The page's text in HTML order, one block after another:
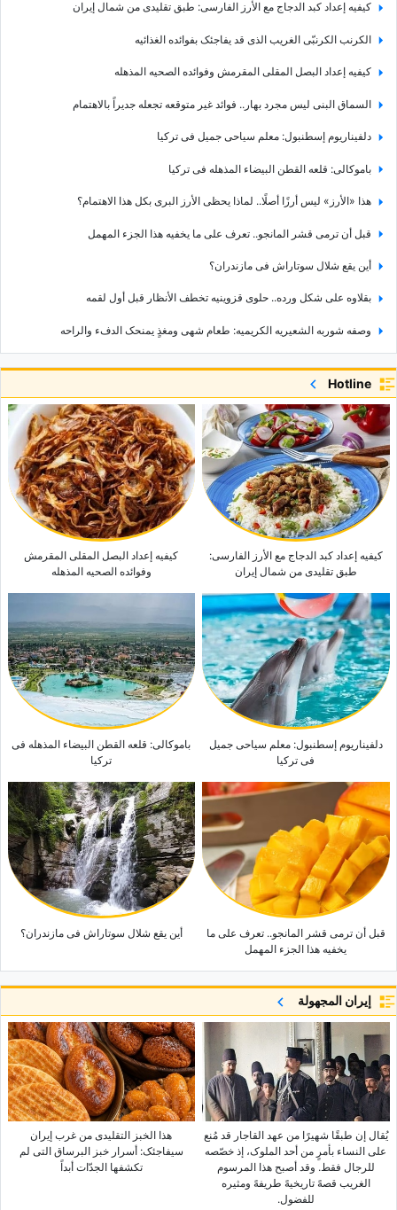
کیفیه إعداد کبد الدجاج مع الأرز الفارسی: طبق تقلیدی من شمال إیران
الکرنب الکرنبّی الغریب الذی قد یفاجئک بفوائده الغذائیه
کیفیه إعداد البصل المقلی المقرمش وفوائده الصحیه المذهله
السماق البنی لیس مجرد بهار.. فوائد غیر متوقعه تجعله جدیراً بالاهتمام
دلفیناریوم إسطنبول: معلم سیاحی جمیل فی ترکیا
باموکالی: قلعه القطن البیضاء المذهله فی ترکیا
هذا «الأرز» لیس أرزًا أصلًا.. لماذا یحظى الأرز البری بکل هذا الاهتمام؟
قبل أن ترمی قشر المانجو.. تعرف على ما یخفیه هذا الجزء المهمل
أین یقع شلال سوتاراش فی مازندران؟
بقلاوه على شکل ورده.. حلوى قزوینیه تخطف الأنظار قبل أول لقمه
وصفه شوربه الشعیریه الکریمیه: طعام شهی ومغذٍ یمنحک الدفء والراحه
کیفیه إعداد جیغو الدیک الرومی: طبق فارسی شهی وأنیق
اقرأ هذا قبل السفر إلى یریفان: کل ما تحتاج إلى معرفته عن الحدیقه المائیه فی
یریفان، والمنزلقات المائیه المثیره، والمرافق
أین تقع کاتدرائیه القدیس غریغوریوس المُنیر؟ دلیل شامل إلى أکبر کاتدرائیه فی
أرمینیا
Hotline
کیفیه إعداد کبد الدجاج مع الأرز الفارسی:
طبق تقلیدی من شمال إیران
کیفیه إعداد البصل المقلی المقرمش
وفوائده الصحیه المذهله
دلفیناریوم إسطنبول: معلم سیاحی جمیل
فی ترکیا
باموکالی: قلعه القطن البیضاء المذهله فی
ترکیا
قبل أن ترمی قشر المانجو.. تعرف على ما
یخفیه هذا الجزء المهمل
أین یقع شلال سوتاراش فی مازندران؟
إيران المجهولة
یُقال إن طبقًا شهیرًا من عهد القاجار قد مُنع
على النساء بأمرٍ من أحد الملوک، إذ خصّصه
للرجال فقط. وقد أصبح هذا المرسوم
الغریب قصهً تاریخیهً طریفهً ومثیره
للفضول.
هذا الخبز التقلیدی من غرب إیران
سیفاجئک: أسرار خبز البرساق التی لم
تکشفها الجدّات أبداً